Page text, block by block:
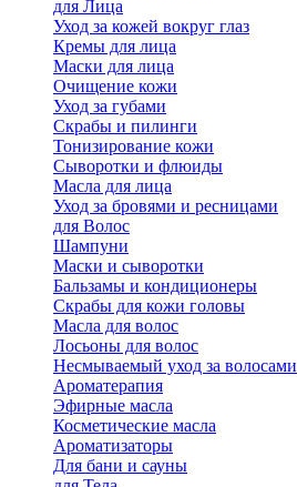
для Лица
Уход за кожей вокруг глаз
Кремы для лица
Маски для лица
Очищение кожи
Уход за губами
Скрабы и пилинги
Тонизирование кожи
Сыворотки и флюиды
Масла для лица
Уход за бровями и ресницами
для Волос
Шампуни
Маски и сыворотки
Бальзамы и кондиционеры
Скрабы для кожи головы
Масла для волос
Лосьоны для волос
Несмываемый уход за волосами
Ароматерапия
Эфирные масла
Косметические масла
Ароматизаторы
Для бани и сауны